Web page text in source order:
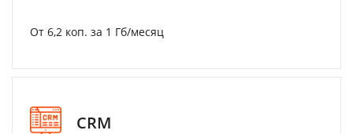
От 6,2 коп. за 1 Гб/месяц
CRM